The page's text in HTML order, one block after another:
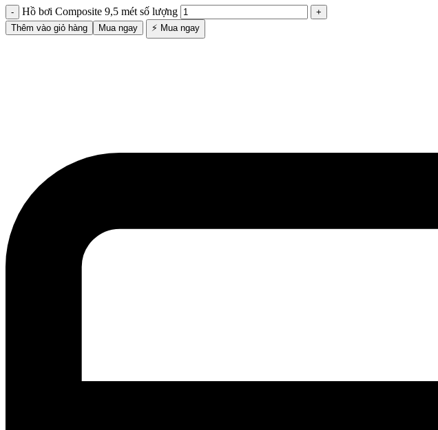
Hồ bơi Composite 9,5 mét số lượng
Thêm vào giỏ hàng Mua ngay ⚡ Mua ngay